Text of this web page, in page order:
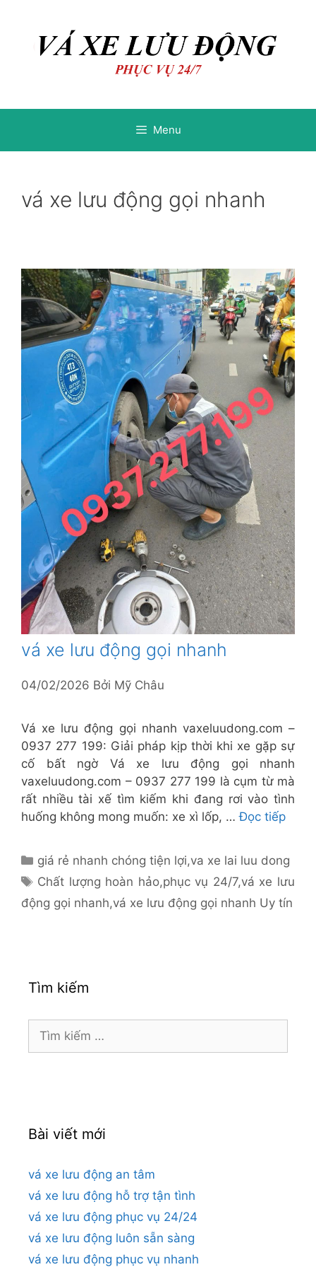
Menu
vá xe lưu động gọi nhanh
vá xe lưu động gọi nhanh
04/02/2026 Bởi Mỹ Châu
Vá xe lưu động gọi nhanh vaxeluudong.com –
0937 277 199: Giải pháp kịp thời khi xe gặp sự
cố bất ngờ Vá xe lưu động gọi nhanh
vaxeluudong.com – 0937 277 199 là cụm từ mà
rất nhiều tài xế tìm kiếm khi đang rơi vào tình
huống không mong muốn: xe xì lốp, …Đọc tiếp
Danh
mục
giá rẻ nhanh chóng tiện lợi,va xe lai luu dong
Thẻ
Chất lượng hoàn hảo,phục vụ 24/7,vá xe lưu
động gọi nhanh,vá xe lưu động gọi nhanh Uy tín
Tìm kiếm
Tìm
kiếm
Bài viết mới
vá xe lưu động an tâm
vá xe lưu động hỗ trợ tận tình
vá xe lưu động phục vụ 24/24
vá xe lưu động luôn sẵn sàng
vá xe lưu động phục vụ nhanh